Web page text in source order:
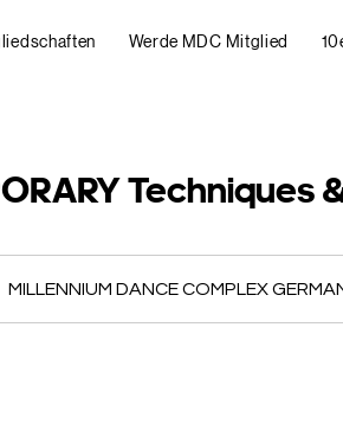
Werde MDC Mitglied
Techniques
MILLENNIUM DANCE COMPLEX